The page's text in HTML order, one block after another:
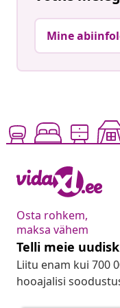
Mine
Osta rohkem,
maksa vähem
Telli meie
Liitu enam kui 700
hooajalisi